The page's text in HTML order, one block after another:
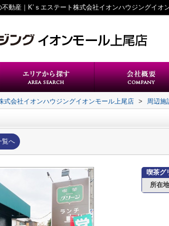
式会社イオンハウジングイオンモール上尾店 > 周辺施
覧へ
喫茶グ
所在地